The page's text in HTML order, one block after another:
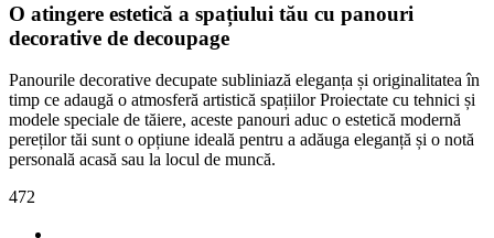
O atingere estetică a spațiului tău cu panouri
decorative de decoupage
Panourile decorative decupate subliniază eleganța și originalitatea în
timp ce adaugă o atmosferă artistică spațiilor Proiectate cu tehnici și
modele speciale de tăiere, aceste panouri aduc o estetică modernă
pereților tăi sunt o opțiune ideală pentru a adăuga eleganță și o notă
personală acasă sau la locul de muncă.
472